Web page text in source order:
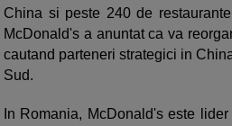
China si peste 240 de
McDonald's a anuntat ca va
cautand parteneri strategici in
Sud.
In Romania, McDonald's este